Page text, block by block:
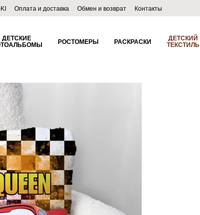
Оплата и доставка Обмен и возврат
Контакты
Блог
ДЕТСКИЕ
РОСТОМЕРЫ РАСКРАСКИ
ДЕТСКИЙ
ТЕКСТИЛЬ